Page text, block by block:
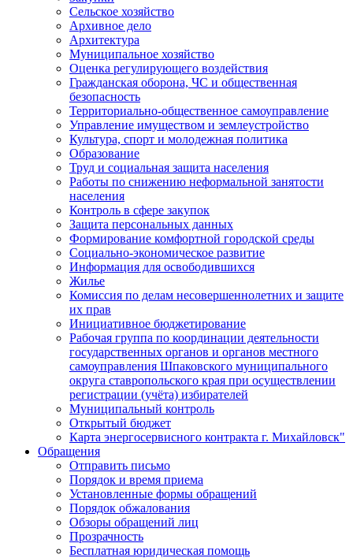
Сельское хозяйство
Архивное дело
Архитектура
Муниципальное хозяйство
Оценка регулирующего воздействия
Гражданская оборона, ЧС и общественная
безопасность
Территориально-общественное самоуправление
Управление имуществом и землеустройство
Культура, спорт и молодежная политика
Образование
Труд и социальная защита населения
Работы по снижению неформальной занятости
населения
Контроль в сфере закупок
Защита персональных данных
Формирование комфортной городской среды
Социально-экономическое развитие
Информация для освободившихся
Жилье
Комиссия по делам несовершеннолетних и защите
их прав
Инициативное бюджетирование
Рабочая группа по координации деятельности
государственных органов и органов местного
самоуправления Шпаковского муниципального
округа ставропольского края при осуществлении
регистрации (учёта) избирателей
Муниципальный контроль
Открытый бюджет
Карта энергосервисного контракта г. Михайловск"
Обращения
Отправить письмо
Порядок и время приема
Установленные формы обращений
Порядок обжалования
Обзоры обращений лиц
Прозрачность
Бесплатная юридическая помощь